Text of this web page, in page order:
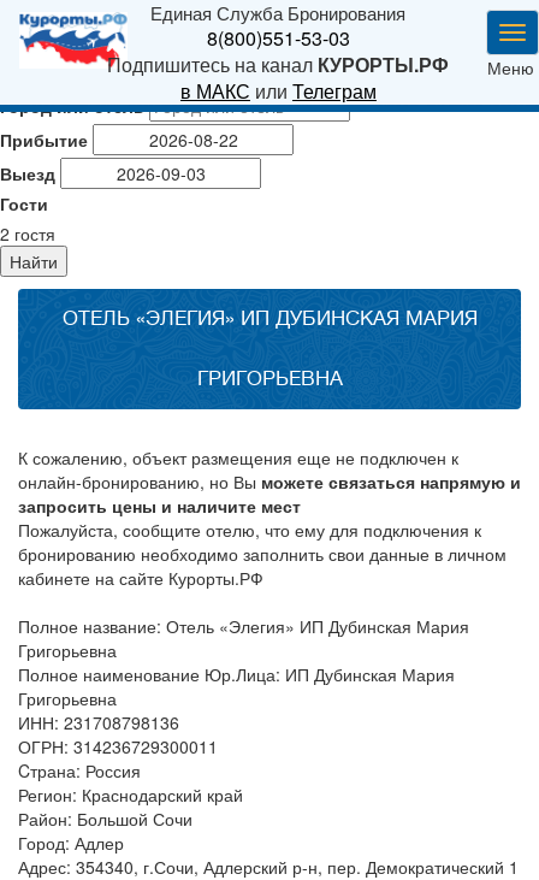
Единая Служба Бронирования
8(800)551-53-03
Подпишитесь на канал КУРОРТЫ.РФ
в МАКС или Телеграм
Меню
Город или отель
Прибытие
Выезд
Гости
2 гостя
Найти
ОТЕЛЬ «ЭЛЕГИЯ» ИП ДУБИНСКАЯ МАРИЯ
ГРИГОРЬЕВНА
К сожалению, объект размещения еще не подключен к
онлайн-бронированию, но Вы можете связаться напрямую и
запросить цены и наличите мест
Пожалуйста, сообщите отелю, что ему для подключения к
бронированию необходимо заполнить свои данные в личном
кабинете на сайте Курорты.РФ
Полное название: Отель «Элегия» ИП Дубинская Мария
Григорьевна
Полное наименование Юр.Лица: ИП Дубинская Мария
Григорьевна
ИНН: 231708798136
ОГРН: 314236729300011
Cтрана: Россия
Регион: Краснодарский край
Район: Большой Сочи
Город: Адлер
Адрес: 354340, г.Сочи, Адлерский р-н, пер. Демократический 1